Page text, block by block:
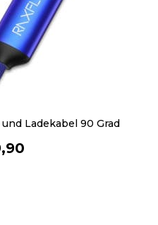
Ladekabel 90 Grad